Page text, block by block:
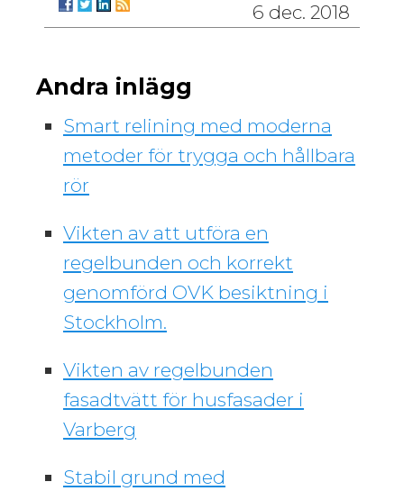
6 dec. 2018
Andra inlägg
Smart relining med moderna
metoder för trygga och hållbara
rör
Vikten av att utföra en
regelbunden och korrekt
genomförd OVK besiktning i
Stockholm.
Vikten av regelbunden
fasadtvätt för husfasader i
Varberg
Stabil grund med